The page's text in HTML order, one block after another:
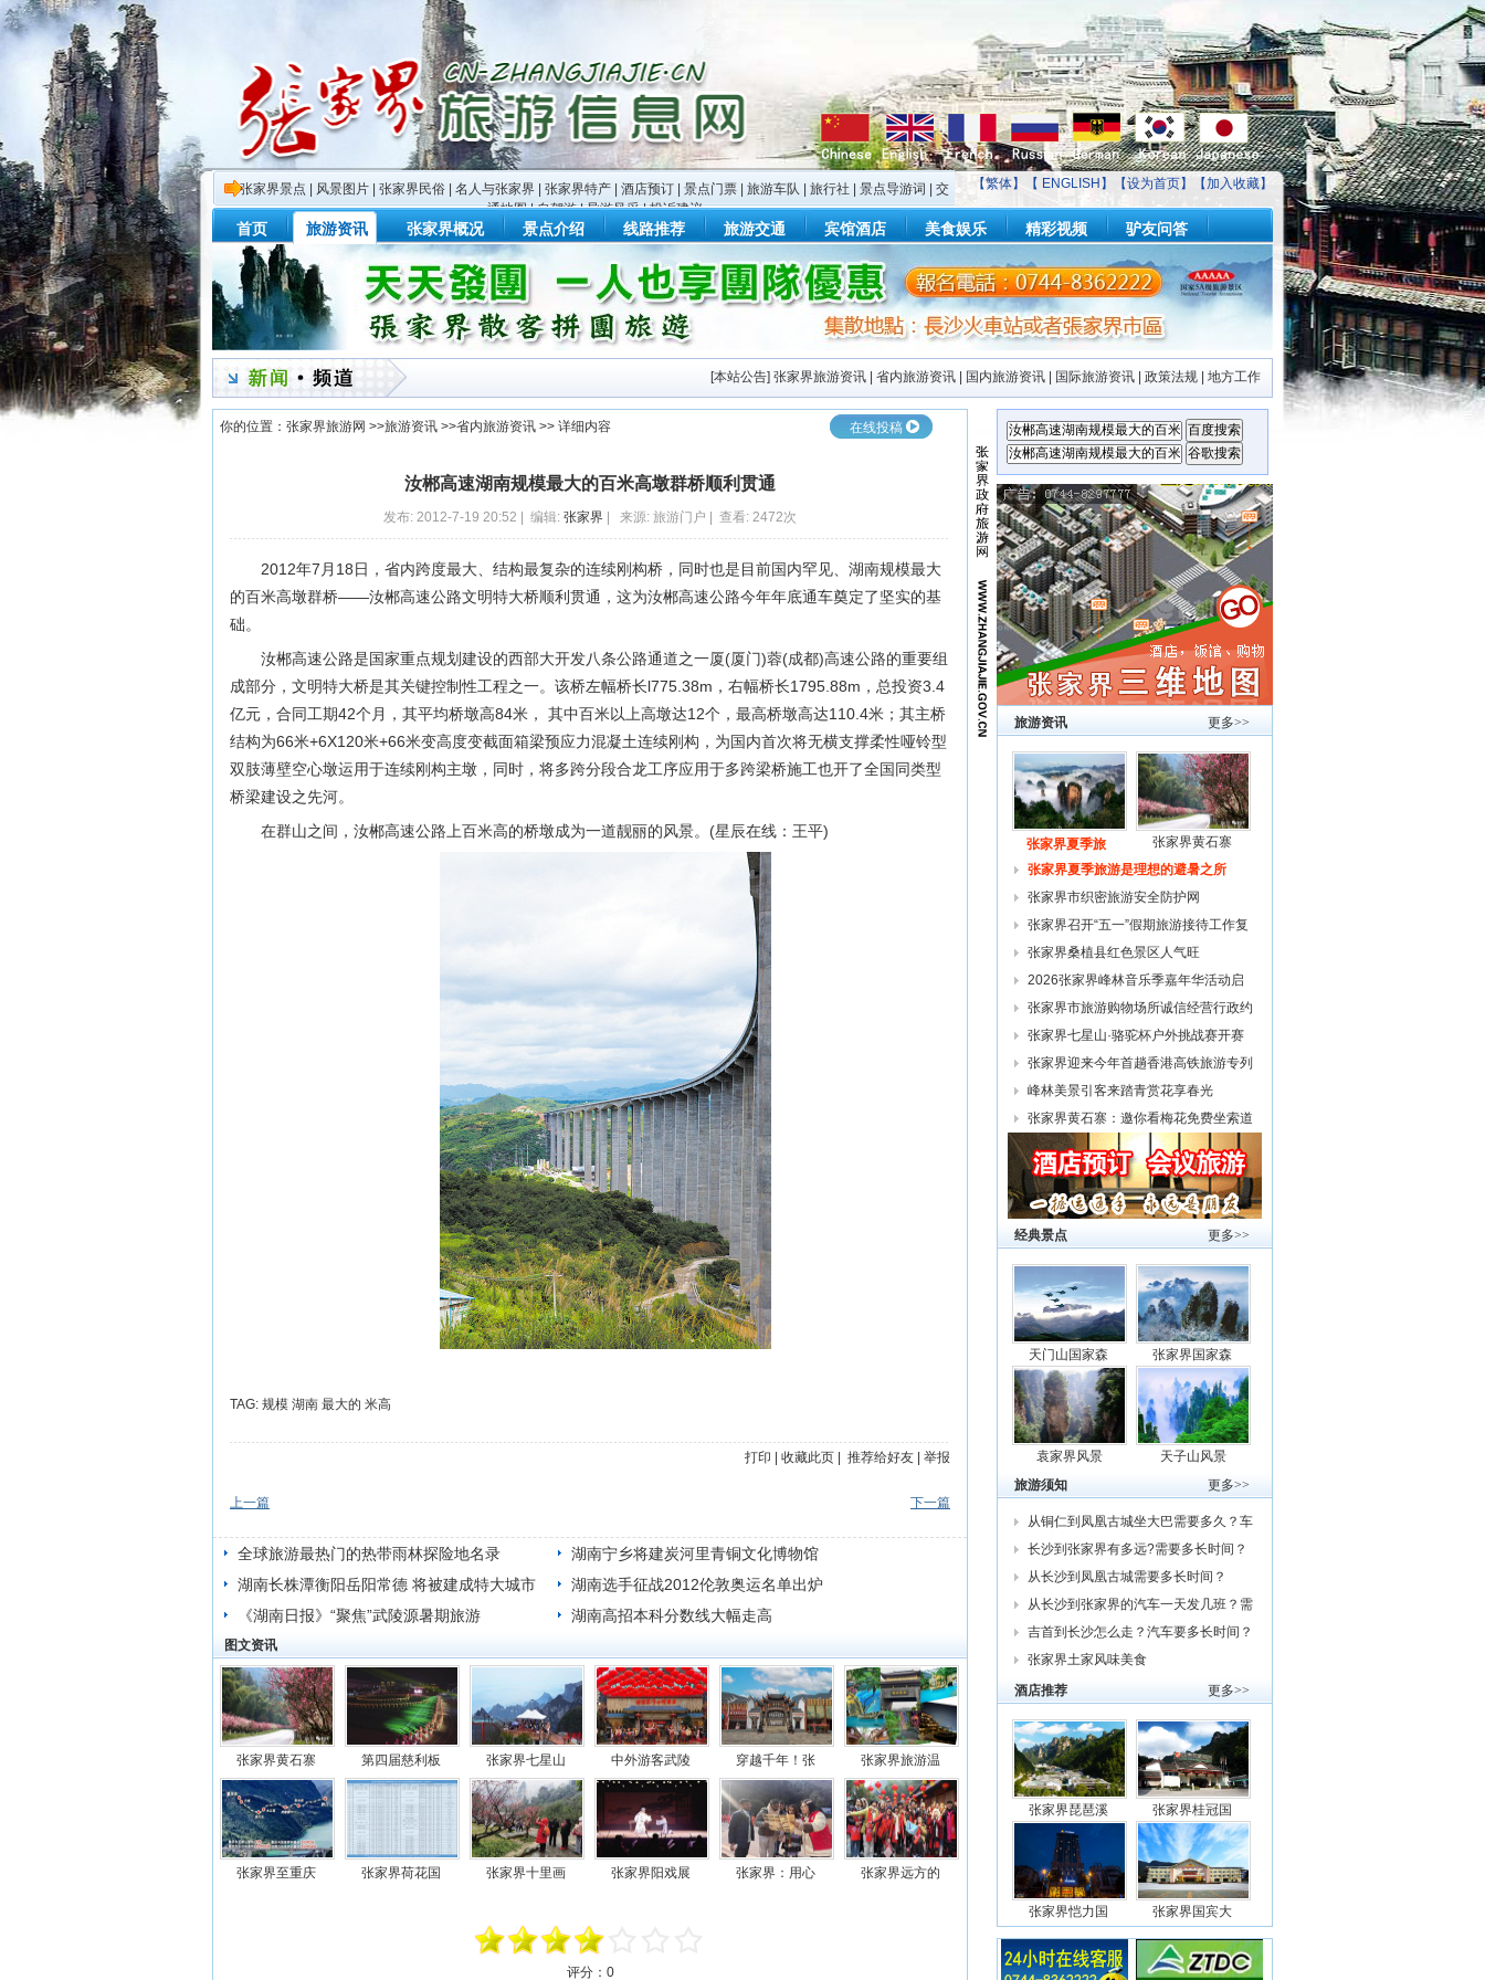
【繁体】【 ENGLISH 】【设为首页】【加入收藏】
张家界景点 风景图片 张家界民俗 名人与张家界 张家界特产 酒店预订 景点门票 旅游车队 旅行社 景点导游词
交
通地图|自驾游|导游风采|投诉建议
首页 旅游资讯 张家界概况 景点介绍 线路推荐 旅游交通 宾馆酒店 美食娱乐 精彩视频 驴友问答
[本站公告] 张家界旅游资讯 省内旅游资讯 国内旅游资讯 国际旅游资讯 政策法规 地方工作
你的位置： 张家界旅游网 >>旅游资讯 >>省内旅游资讯 >> 详细内容 在线投稿
汝郴高速湖南规模最大的百米高墩群桥顺利贯通
发布: 2012-7-19 20:52 | 编辑: 张家界 | 来源: 旅游门户 | 查看: 2472次
2012年7月18日，省内跨度最大、结构最复杂的连续刚构桥，同时也是目前国内罕见、湖南规模最大
的百米高墩群桥——汝郴高速公路文明特大桥顺利贯通，这为汝郴高速公路今年年底通车奠定了坚实的基
础。
汝郴高速公路是国家重点规划建设的西部大开发八条公路通道之一厦(厦门)蓉(成都)高速公路的重要组
成部分，文明特大桥是其关键控制性工程之一。该桥左幅桥长l775.38m，右幅桥长1795.88m，总投资3.4
亿元，合同工期42个月，其平均桥墩高84米， 其中百米以上高墩达12个，最高桥墩高达110.4米；其主桥
结构为66米+6X120米+66米变高度变截面箱梁预应力混凝土连续刚构，为国内首次将无横支撑柔性哑铃型
双肢薄壁空心墩运用于连续刚构主墩，同时，将多跨分段合龙工序应用于多跨梁桥施工也开了全国同类型
桥梁建设之先河。
在群山之间，汝郴高速公路上百米高的桥墩成为一道靓丽的风景。(星辰在线：王平)
TAG: 规模 湖南 最大的 米高
打印 收藏此页 推荐给好友 举报
上一篇 下一篇
全球旅游最热门的热带雨林探险地名录
湖南宁乡将建炭河里青铜文化博物馆
湖南长株潭衡阳岳阳常德 将被建成特大城市
湖南选手征战2012伦敦奥运名单出炉
《湖南日报》“聚焦”武陵源暑期旅游
湖南高招本科分数线大幅走高
图文资讯
张家界黄石寨 第四届慈利板 张家界七星山 中外游客武陵 穿越千年！张 张家界旅游温
张家界至重庆 张家界荷花国 张家界十里画 张家界阳戏展 张家界：用心 张家界远方的
评分： 0
更多>>
旅游资讯
张家界夏季旅
张家界黄石寨
张家界夏季旅游是理想的避暑之所
张家界市织密旅游安全防护网
张家界召开“五一”假期旅游接待工作复
张家界桑植县红色景区人气旺
2026张家界峰林音乐季嘉年华活动启
幕
张家界市旅游购物场所诚信经营行政约
谈
张家界七星山·骆驼杯户外挑战赛开赛
张家界迎来今年首趟香港高铁旅游专列
峰林美景引客来踏青赏花享春光
张家界黄石寨：邀你看梅花免费坐索道
更多>>
经典景点
天门山国家森 张家界国家森
袁家界风景
天子山风景
更多>>
旅游须知
从铜仁到凤凰古城坐大巴需要多久？车
费
长沙到张家界有多远?需要多长时间？
从
从长沙到凤凰古城需要多长时间？
从长沙到张家界的汽车一天发几班？需
要
吉首到长沙怎么走？汽车要多长时间？
我
张家界土家风味美食
更多>>
酒店推荐
张家界琵琶溪 张家界桂冠国
张家界恺力国 张家界国宾大